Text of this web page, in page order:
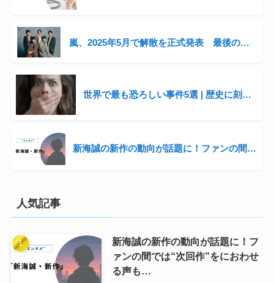
嵐、2025年5月で解散を正式発表 最後の全国ツアー開催へ「感謝を直接伝えたい」
世界で最も恐ろしい事件5選 | 歴史に刻まれた衝撃の出来事
新海誠の新作の動向が話題に！ファンの間では“次回作”をにおわせる声も…
人気記事
新海誠の新作の動向が話題に！フ
ァンの間では“次回作”をにおわせ
る声も…